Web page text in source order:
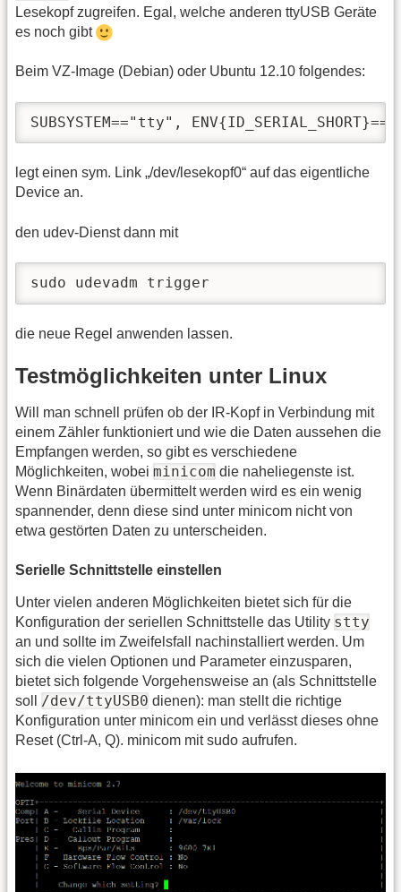
Lesekopf zugreifen. Egal, welche anderen ttyUSB Geräte
es noch gibt
Beim VZ-Image (Debian) oder Ubuntu 12.10 folgendes:
SUBSYSTEM=="tty",
legt einen sym. Link „/dev/lesekopf0“ auf das eigentliche
Device an.
den udev-Dienst dann mit
sudo udevadm trigger
die neue Regel anwenden lassen.
Testmöglichkeiten unter Linux
Will man schnell prüfen ob der IR-Kopf in Verbindung mit
einem Zähler funktioniert und wie die Daten aussehen die
Empfangen werden, so gibt es verschiedene
Möglichkeiten, wobei minicom die naheliegenste ist.
Wenn Binärdaten übermittelt werden wird es ein wenig
spannender, denn diese sind unter minicom nicht von
etwa gestörten Daten zu unterscheiden.
Serielle Schnittstelle einstellen
Unter vielen anderen Möglichkeiten bietet sich für die
Konfiguration der seriellen Schnittstelle das Utility stty
an und sollte im Zweifelsfall nachinstalliert werden. Um
sich die vielen Optionen und Parameter einzusparen,
bietet sich folgende Vorgehensweise an (als Schnittstelle
soll
/dev/ttyUSB0 dienen): man stellt die richtige
Konfiguration unter minicom ein und verlässt dieses ohne
Reset (Ctrl-A, Q). minicom mit sudo aufrufen.